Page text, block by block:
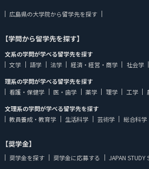
広島県の大学院から留学先を探す
【学問から留学先を探す】
文系の学問が学べる留学先を探す
文学
語学 法学 経済・経営・商学 社会学
理系の学問が学べる留学先を探す
看護・保健学
医・歯学 薬学 理学 工学
文理系の学問が学べる留学先を探す
教員養成・教育学
生活科学 芸術学 総合科学
【奨学金】
奨学金を探す 奨学金に応募する JAPAN STUDY